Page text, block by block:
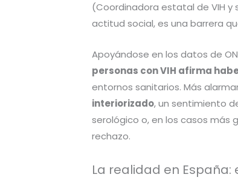
(Coordinadora estatal de VIH y
actitud social, es una barrera
Apoyándose en los datos de
personas con VIH afirma
entornos sanitarios. Más
interiorizado, un sentimiento
serológico o, en los casos más
rechazo.
La realidad en